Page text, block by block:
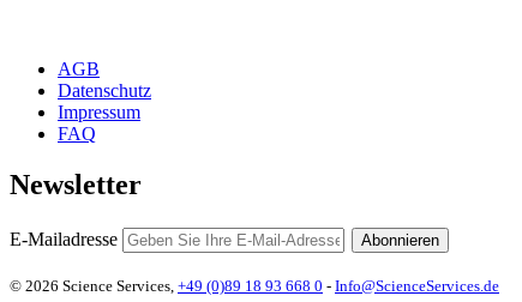
AGB
Datenschutz
Impressum
FAQ
Newsletter
E-Mailadresse Abonnieren
© 2026 Science Services, +49 (0)89 18 93 668 0 - Info@ScienceServices.de